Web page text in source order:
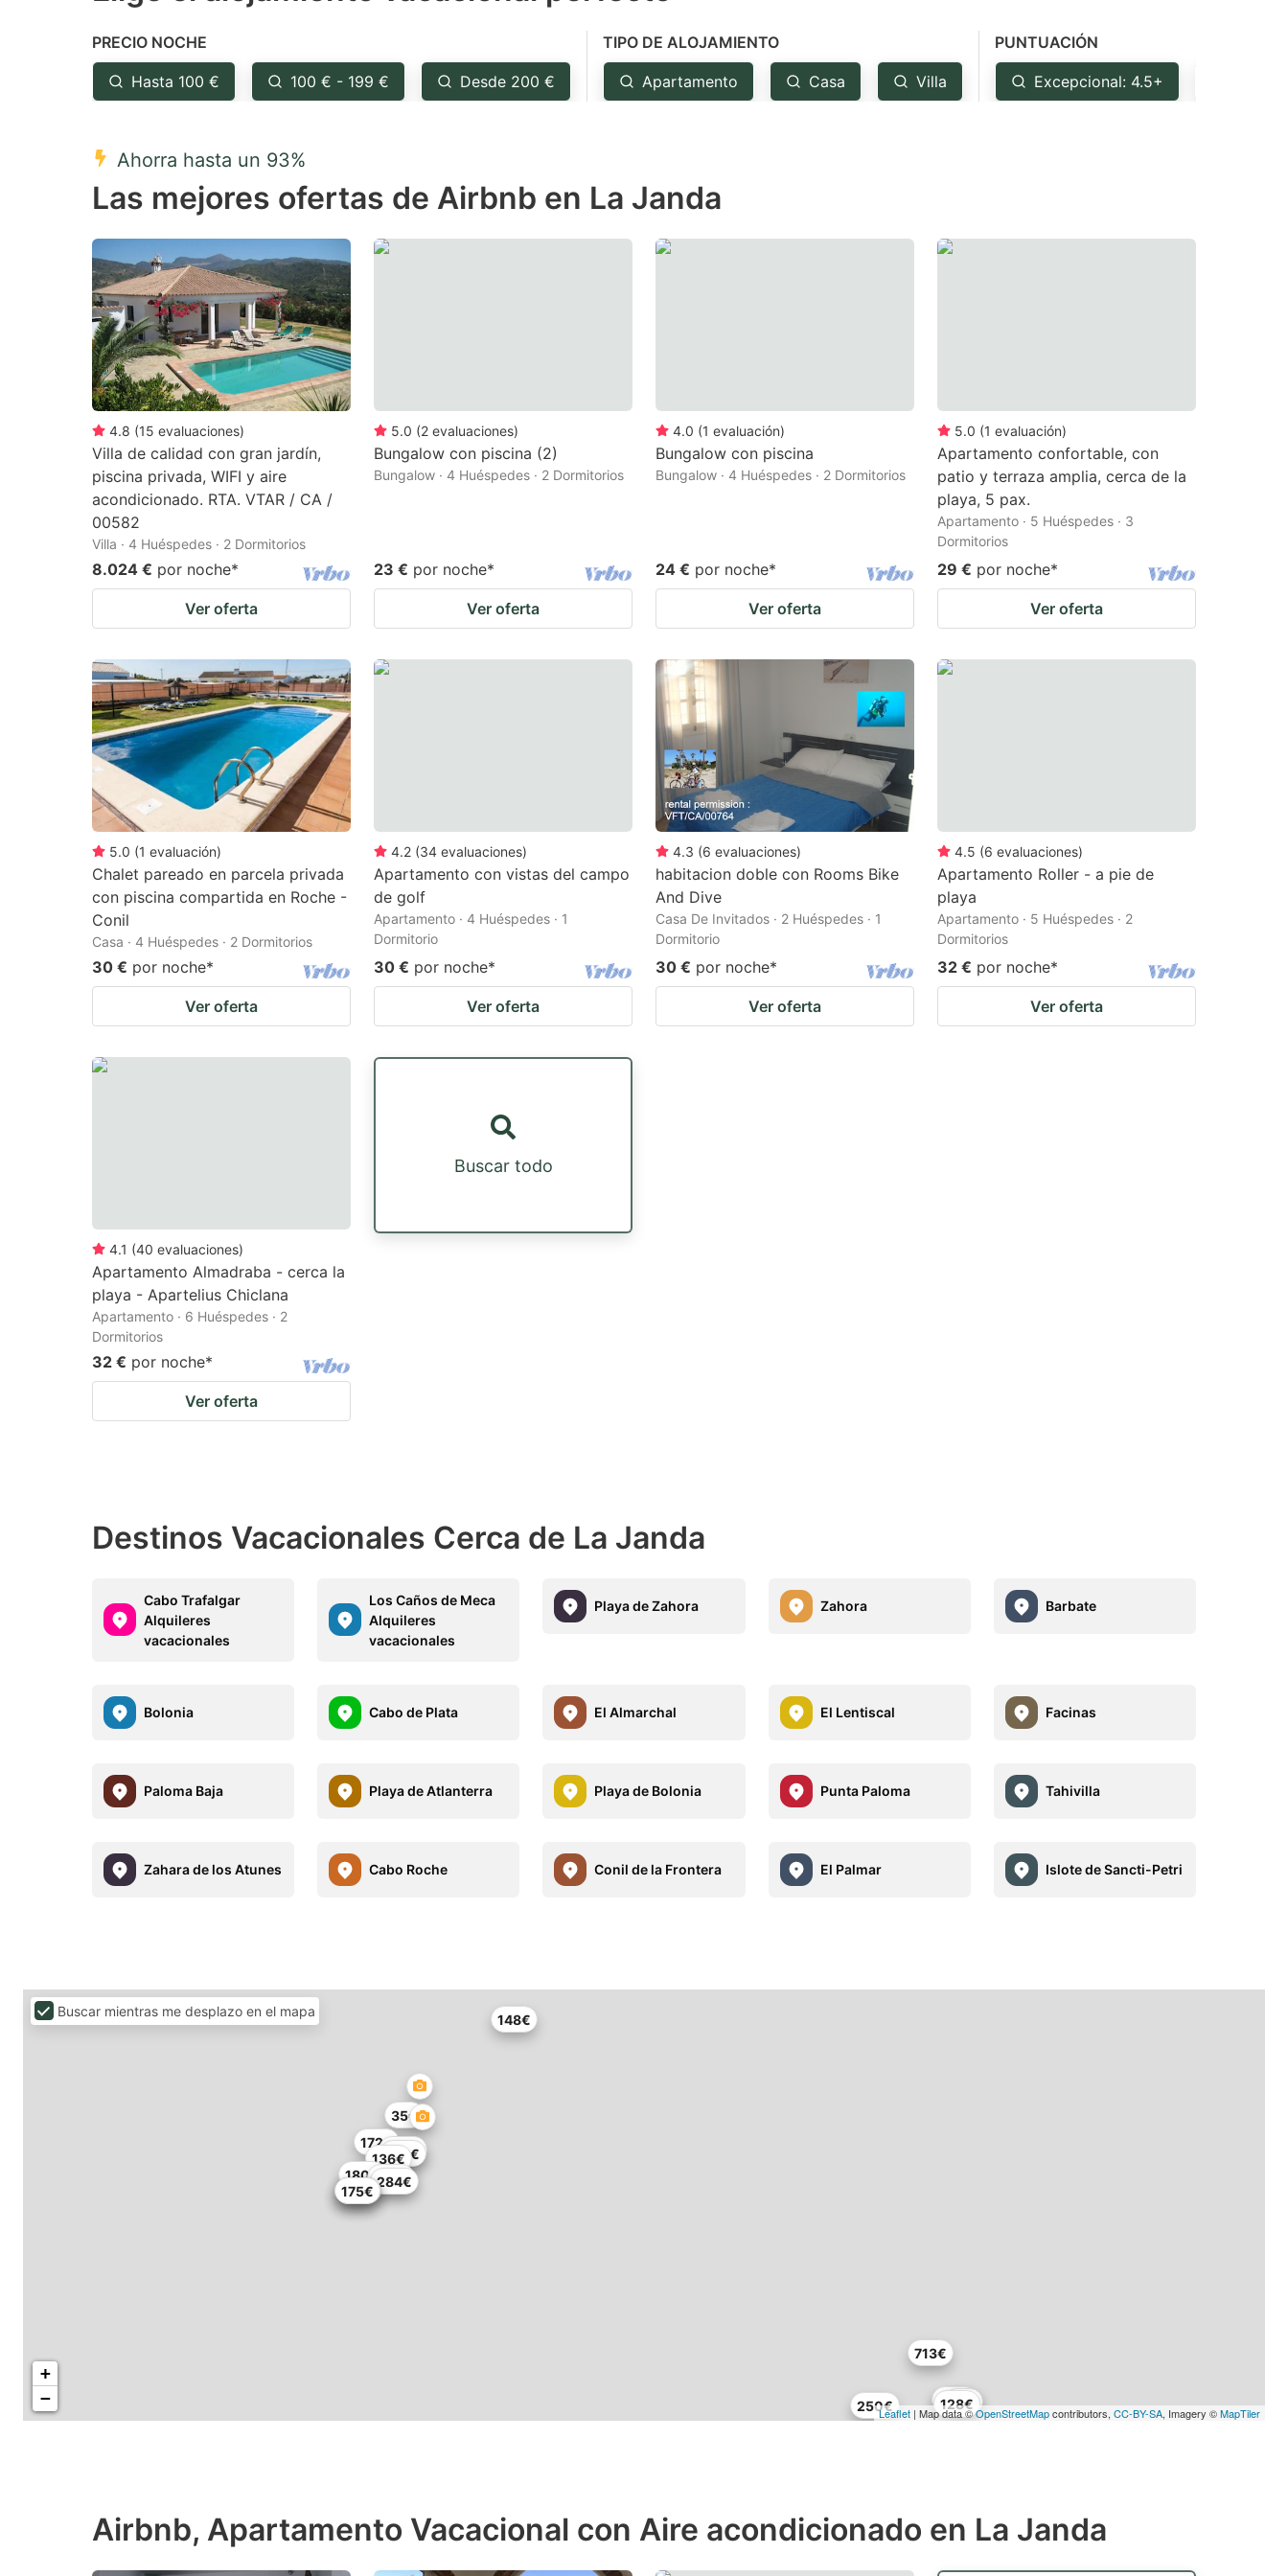
question
mark
key
get
the
keyboard
shortcuts
for
changing
dates.
mark
key
the
PRECIO NOCHE
Hasta 100 € 100 € - 199 € Desde 200 €
TIPO DE ALOJAMIENTO
Apartamento Casa Villa
PUNTUACIÓN
Excepcional: 4.5+
Ahorra hasta un 93%
Las mejores ofertas de Airbnb en La Janda
4.8 (15 evaluaciones)
Villa de calidad con gran jardín,
piscina privada, WIFI y aire
acondicionado. RTA. VTAR / CA /
00582
Villa · 4 Huéspedes · 2 Dormitorios
8.024 € por noche*
Ver oferta
5.0 (2 evaluaciones)
Bungalow con piscina (2)
Bungalow · 4 Huéspedes · 2 Dormitorios
23 € por noche*
Ver oferta
4.0 (1 evaluación)
Bungalow con piscina
Bungalow · 4 Huéspedes · 2 Dormitorios
24 € por noche*
Ver oferta
5.0 (1 evaluación)
Apartamento confortable, con
patio y terraza amplia, cerca de la
playa, 5 pax.
Apartamento · 5 Huéspedes · 3
Dormitorios
29 € por noche*
Ver oferta
5.0 (1 evaluación)
Chalet pareado en parcela privada
con piscina compartida en Roche -
Conil
Casa · 4 Huéspedes · 2 Dormitorios
30 € por noche*
Ver oferta
4.2 (34 evaluaciones)
Apartamento con vistas del campo
de golf
Apartamento · 4 Huéspedes · 1
Dormitorio
30 € por noche*
Ver oferta
4.3 (6 evaluaciones)
habitacion doble con Rooms Bike
And Dive
Casa De Invitados · 2 Huéspedes · 1
Dormitorio
30 € por noche*
Ver oferta
4.5 (6 evaluaciones)
Apartamento Roller - a pie de
playa
Apartamento · 5 Huéspedes · 2
Dormitorios
32 € por noche*
Ver oferta
4.1 (40 evaluaciones)
Apartamento Almadraba - cerca la
playa - Apartelius Chiclana
Apartamento · 6 Huéspedes · 2
Dormitorios
32 € por noche*
Ver oferta
Buscar todo
Destinos Vacacionales Cerca de La Janda
Cabo Trafalgar
Alquileres
vacacionales
Los Caños de Meca
Alquileres
vacacionales
Playa de Zahora Zahora Barbate
Bolonia Cabo de Plata El Almarchal El Lentiscal Facinas
Paloma Baja Playa de Atlanterra Playa de Bolonia Punta Paloma Tahivilla
Zahara de los Atunes Cabo Roche Conil de la Frontera El Palmar Islote de Sancti-Petri
136€
174€
136€
172€
180€237€
175€
284€
269€
146€
35€
35€
125€
250€ 128€
713€
148€
+
−
Leaflet | Map data ©OpenStreetMapcontributors, CC-BY-SA, Imagery ©MapTiler
Buscar mientras me desplazo en el mapa
Airbnb, Apartamento Vacacional con Aire acondicionado en La Janda